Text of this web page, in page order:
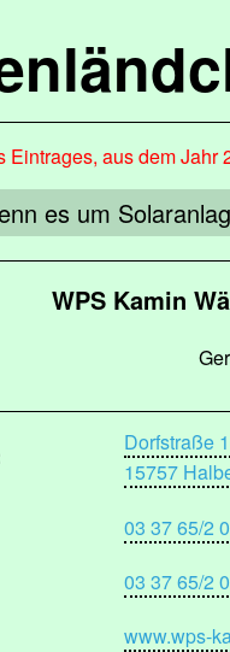
aus dem Jahr
es um
WPS Kamin
Dorfstraße
15757
03 37 65/2
03 37 65/2
www.wps-